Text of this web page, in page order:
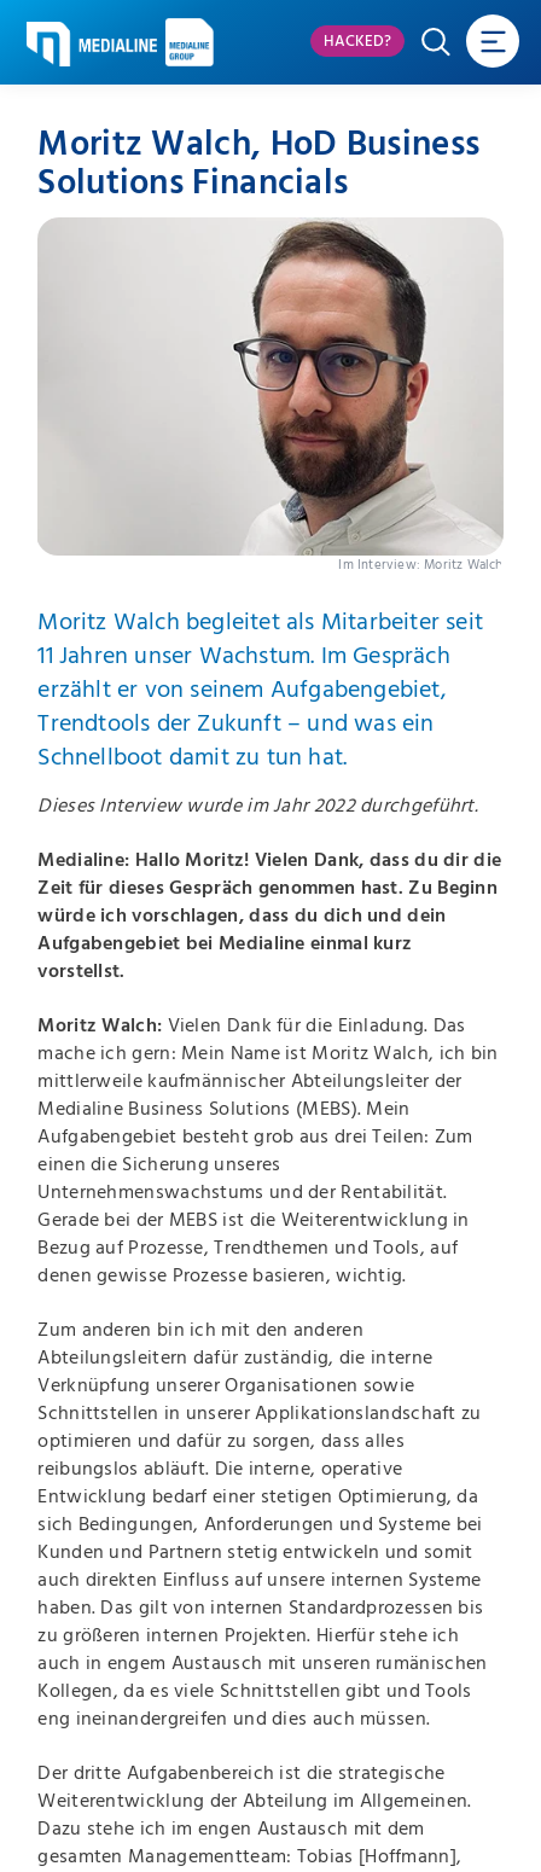
HACKED?
Moritz Walch, HoD Business
Solutions Financials
Im Interview: Moritz Walch
Moritz Walch begleitet als Mitarbeiter seit
11 Jahren unser Wachstum. Im Gespräch
erzählt er von seinem Aufgabengebiet,
Trendtools der Zukunft – und was ein
Schnellboot damit zu tun hat.
Dieses Interview wurde im Jahr 2022 durchgeführt.
Medialine: Hallo Moritz! Vielen Dank, dass du dir die
Zeit für dieses Gespräch genommen hast. Zu Beginn
würde ich vorschlagen, dass du dich und dein
Aufgabengebiet bei Medialine einmal kurz
vorstellst.
Moritz Walch: Vielen Dank für die Einladung. Das
mache ich gern: Mein Name ist Moritz Walch, ich bin
mittlerweile kaufmännischer Abteilungsleiter der
Medialine Business Solutions (MEBS). Mein
Aufgabengebiet besteht grob aus drei Teilen: Zum
einen die Sicherung unseres
Unternehmenswachstums und der Rentabilität.
Gerade bei der MEBS ist die Weiterentwicklung in
Bezug auf Prozesse, Trendthemen und Tools, auf
denen gewisse Prozesse basieren, wichtig.
Zum anderen bin ich mit den anderen
Abteilungsleitern dafür zuständig, die interne
Verknüpfung unserer Organisationen sowie
Schnittstellen in unserer Applikationslandschaft zu
optimieren und dafür zu sorgen, dass alles
reibungslos abläuft. Die interne, operative
Entwicklung bedarf einer stetigen Optimierung, da
sich Bedingungen, Anforderungen und Systeme bei
Kunden und Partnern stetig entwickeln und somit
auch direkten Einfluss auf unsere internen Systeme
haben. Das gilt von internen Standardprozessen bis
zu größeren internen Projekten. Hierfür stehe ich
auch in engem Austausch mit unseren rumänischen
Kollegen, da es viele Schnittstellen gibt und Tools
eng ineinandergreifen und dies auch müssen.
Der dritte Aufgabenbereich ist die strategische
Weiterentwicklung der Abteilung im Allgemeinen.
Dazu stehe ich im engen Austausch mit dem
gesamten Managementteam: Tobias [Hoffmann],